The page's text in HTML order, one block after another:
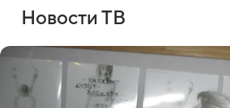
Новости ТВ